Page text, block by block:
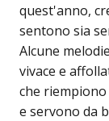
quest'anno,
sentono sia
Alcune
vivace e
che
e servono da